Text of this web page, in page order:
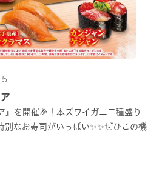
』を開催🎉！本ズワイガニ二種盛り
別なお寿司がいっぱい✨✨ぜひこの機